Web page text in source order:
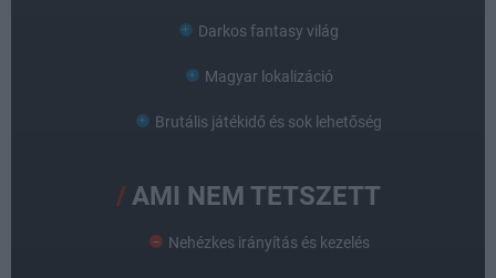
Darkos fantasy világ
Magyar lokalizáció
Brutális játékidő és sok lehetőség
AMI NEM TETSZETT
Nehézkes irányítás és kezelés